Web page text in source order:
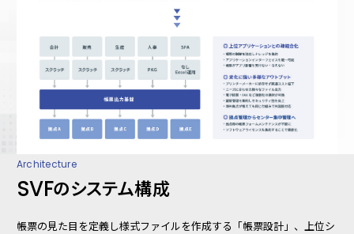
Architecture
SVFのシステム構成
帳票の見た目を定義し様式ファイルを作成する 「帳票設計」 、上位シ